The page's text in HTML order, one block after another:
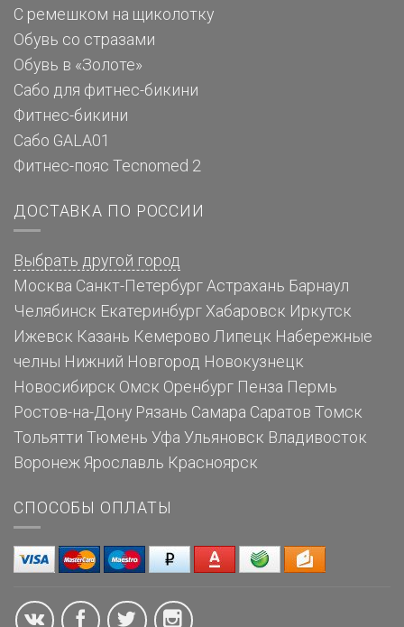
С ремешком на щиколотку
Обувь со стразами
Обувь в «Золоте»
Сабо для фитнес-бикини
Фитнес-бикини
Сабо GALA01
Фитнес-пояс Tecnomed 2
ДОСТАВКА ПО РОССИИ
Выбрать другой город
Москва Санкт-Петербург Астрахань Барнаул
Челябинск Екатеринбург Хабаровск Иркутск
Ижевск Казань Кемерово Липецк Набережные
челны Нижний Новгород Новокузнецк
Новосибирск Омск Оренбург Пенза Пермь
Ростов-на-Дону Рязань Самара Саратов Томск
Тольятти Тюмень Уфа Ульяновск Владивосток
Воронеж Ярославль Красноярск
СПОСОБЫ ОПЛАТЫ